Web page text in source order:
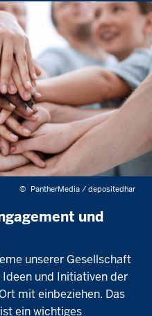
© PantherMedia / depositedhar
und
unserer Gesellschaft
und Initiativen der
mit einbeziehen. Das
ein wichtiges